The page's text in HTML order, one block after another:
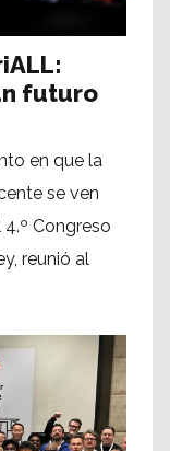
futuro
en que la
se ven
Congreso
reunió al